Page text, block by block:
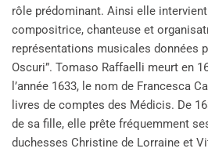
rôle prédominant. Ainsi elle
compositrice, chanteuse et
représentations musicales données
Oscuri”. Tomaso Raffaelli meurt en
l’année 1633, le nom de Francesca
livres de comptes des Médicis. De
de sa fille, elle prête fréquemment
duchesses Christine de Lorraine et